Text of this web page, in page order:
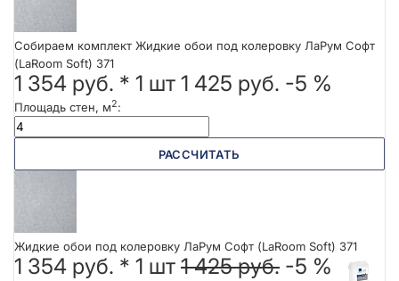
Собираем комплект Жидкие обои под колеровку ЛаРум Софт
(LaRoom Soft) 371
1 354 руб. * 1 шт 1 425 руб. -5 %
Площадь стен, м2:
РАССЧИТАТЬ
Жидкие обои под колеровку ЛаРум Софт (LaRoom Soft) 371
1 354 руб. * 1 шт 1 425 руб. -5 %